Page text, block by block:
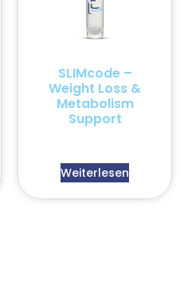
SLIMcode –
Weight Loss &
Metabolism
Support
Weiterlesen